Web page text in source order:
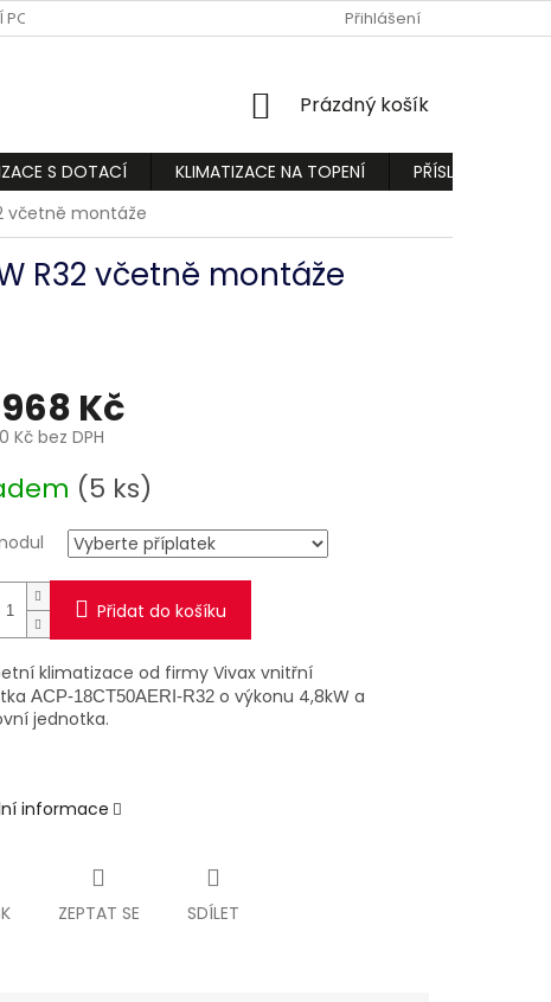
PODMÍNKY OCHRANY OSOBNÍCH ÚDAJŮ
Přihlášení
NÁKUPNÍ
Prázdný košík
S DOTACÍ KLIMATIZACE NA TOPENÍ
PŘÍSLUŠENSTVÍ
včetně montáže
R32 včetně montáže
Kč
Kčbez DPH
(5 ks)
Přidat do košíku
klimatizace od firmy Vivax vnitřní
ACP-18CT50AERI-R32o výkonu 4,8kW a
jednotka.
informace
ZEPTAT SE SDÍLET